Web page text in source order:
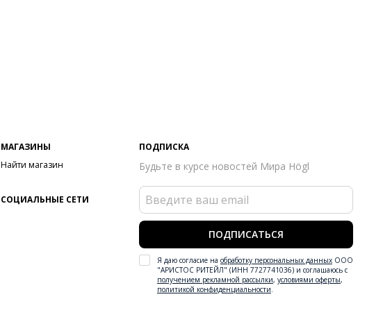
МАГАЗИНЫ
Найти магазин
СОЦИАЛЬНЫЕ СЕТИ
ПОДПИСКА
Будьте в курсе новостей Мира Högl
ПОДПИСАТЬСЯ
Я даю согласие на обработку персональных данныхООО
"АРИСТОС РИТЕЙЛ" (ИНН 7727741036) и соглашаюсь с
получением рекламной рассылки, условиями оферты,
политикой конфиденциальности.